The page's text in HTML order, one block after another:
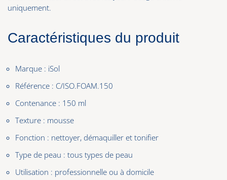
uniquement.
Caractéristiques du produit
Marque : iSol
Référence : C/ISO.FOAM.150
Contenance : 150 ml
Texture : mousse
Fonction : nettoyer, démaquiller et tonifier
Type de peau : tous types de peau
Utilisation : professionnelle ou à domicile